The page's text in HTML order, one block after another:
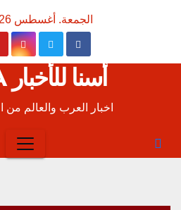
الجمعة. أغسطس 7th, 2026
أسنا للأخبار ASNA
اخبار العرب والعالم من